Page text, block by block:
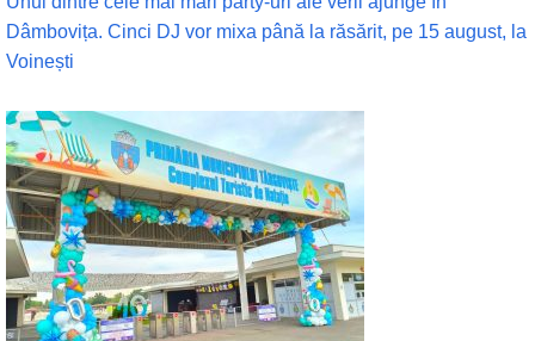
Dâmbovița. Cinci DJ vor mixa până la răsărit, pe 15 august, la
Voinești